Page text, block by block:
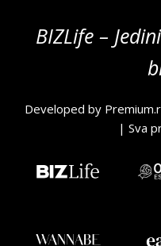
BIZLife –
Developed by
| Sva